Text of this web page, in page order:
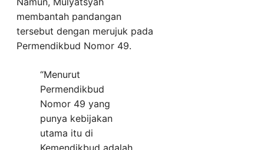
membantah pandangan
tersebut dengan merujuk pada
Permendikbud Nomor 49.
“Menurut
Permendikbud
Nomor 49 yang
punya kebijakan
utama itu di